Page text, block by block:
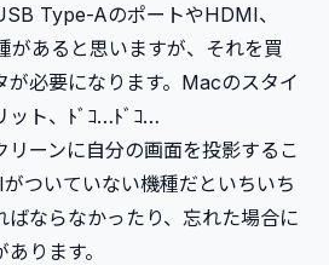
Type-AのポートやHDMI、
があると思いますが、それを買
が必要になります。Macのスタイ
ット、ﾄﾞｺ…ﾄﾞｺ…
ーンに自分の画面を投影するこ
ついていない機種だといちいち
ばならなかったり、忘れた場合に
ります。